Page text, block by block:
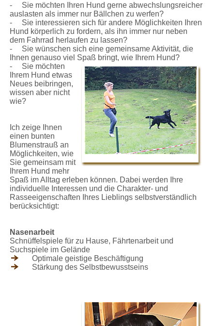
- Sie möchten Ihren Hund gerne abwechslungsreicher
auslasten als immer nur Bällchen zu werfen?
- Sie interessieren sich für andere Möglichkeiten Ihren
Hund körperlich zu fordern, als ihn immer nur neben
dem Fahrrad herlaufen zu lassen?
- Sie wünschen sich eine gemeinsame Aktivität, die
Ihnen genauso viel Spaß bringt, wie Ihrem Hund?
- Sie möchten
Ihrem Hund etwas
Neues beibringen,
wissen aber nicht
wie?
Ich zeige Ihnen
einen bunten
Blumenstrauß an
Möglichkeiten, wie
Sie gemeinsam mit
Ihrem Hund mehr
Spaß im Alltag erleben können. Dabei werden Ihre
individuelle Interessen und die Charakter- und
Rasseeigenschaften Ihres Lieblings selbstverständlich
berücksichtigt:
Nasenarbeit
Schnüffelspiele für zu Hause, Fährtenarbeit und
Suchspiele im Gelände
Optimale geistige Beschäftigung
Stärkung des Selbstbewusstseins